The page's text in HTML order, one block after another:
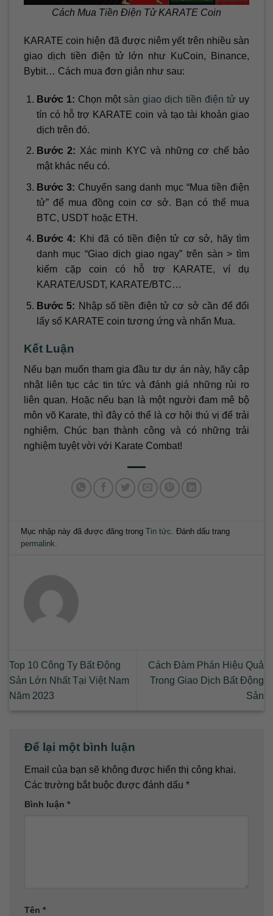
Cách Mua Tiền Điện Tử KARATE Coin
KARATE coin hiện đã được niêm yết trên nhiều sàn
giao dịch tiền điện tử lớn như KuCoin, Binance,
Bybit… Cách mua đơn giản như sau:
Bước 1: Chọn một sàn giao dịch tiền điện tử uy
tín có hỗ trợ KARATE coin và tạo tài khoản giao
dịch trên đó.
Bước 2: Xác minh KYC và những cơ chế bảo
mật khác nếu có.
Bước 3: Chuyển sang danh mục “Mua tiền điện
tử” để mua đồng coin cơ sở. Bạn có thể mua
BTC, USDT hoặc ETH.
Bước 4: Khi đã có tiền điện tử cơ sở, hãy tìm
danh mục “Giao dịch giao ngay” trên sàn > tìm
kiếm cặp coin có hỗ trợ KARATE, ví dụ
KARATE/USDT, KARATE/BTC…
Bước 5: Nhập số tiền điện tử cơ sở cần để đổi
lấy số KARATE coin tương ứng và nhấn Mua.
Kết Luận
Nếu bạn muốn tham gia đầu tư dự án này, hãy cập
nhật liên tục các tin tức và đánh giá những rủi ro
liên quan. Hoặc nếu bạn là một người đam mê bộ
môn võ Karate, thì đây có thể là cơ hội thú vị để trải
nghiệm. Chúc bạn thành công và có những trải
nghiệm tuyệt vời với Karate Combat!
Mục nhập này đã được đăng trongTin tức . Đánh dấu trang
permalink
Top 10 Công Ty Bất Động
Sản Lớn Nhất Tại Việt Nam
Năm 2023
Cách Đàm Phán Hiệu Quả
Trong Giao Dịch Bất Động
Sản
Để lại một bình luận
Email của bạn sẽ không được hiển thị công khai.
Các trường bắt buộc được đánh dấu *
Bình luận *
Tên *